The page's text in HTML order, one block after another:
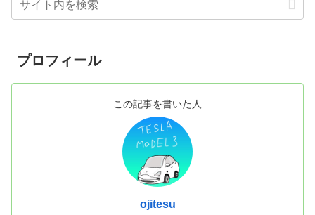
プロフィール
この記事を書いた人
ojitesu